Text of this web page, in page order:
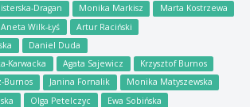
Dragan Monika Markisz
Marta Kostrzewa
Aneta Wilk-Łyś
Artur Raciński
Daniel Duda
Karwacka
Agata Sajewicz
Krzysztof Burnos
Burnos
Janina Fornalik
Monika Matyszewska
Olga Petelczyc
Ewa Sobińska